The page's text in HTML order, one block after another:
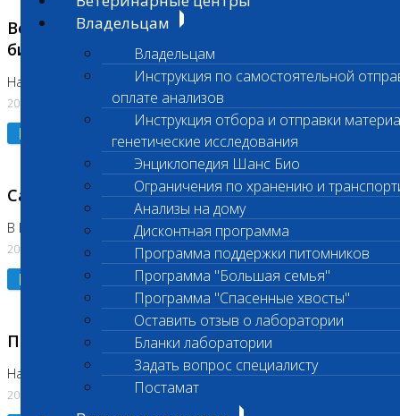
Владельцам
Владельцам
Инструкция по самостоятельной
оплате анализов
Инструкция отбора и отправки
генетические исследования
Энциклопедия Шанс Био
Ограничения по хранению и
Анализы на дому
Дисконтная программа
Программа поддержки питомников
Программа "Большая семья"
Программа "Спасенные хвосты"
Оставить отзыв о лаборатории
Бланки лаборатории
Задать вопрос специалисту
Постамат
Возобновлено выполнение срочных
биохимических исследований
На Нагорной
20.07.2026
Подробнее
Санитарный день
В Коломне 20.07.2026
20.07.2026
Подробнее
Приостановлено выполнение исследования
На Нагорной
20.07.2026